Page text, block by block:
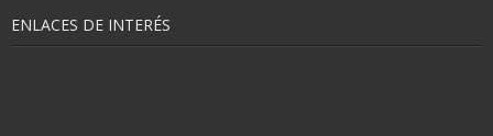
ENLACES DE INTERÉS